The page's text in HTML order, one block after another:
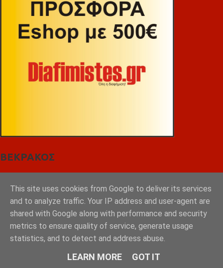
ΒΕΚΡΑΚΟΣ
This site uses cookies from Google to deliver its services
and to analyze traffic. Your IP address and user-agent are
shared with Google along with performance and security
metrics to ensure quality of service, generate usage
statistics, and to detect and address abuse.
LEARN MORE GOT IT